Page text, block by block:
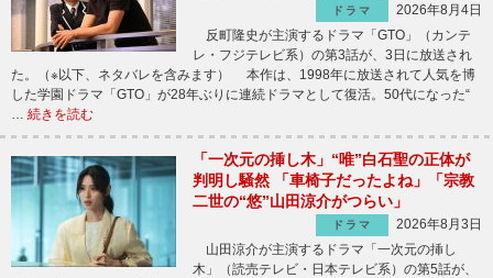
ドラマ
2026年8月4日
反町隆史が主演するドラマ「GTO」（カンテ
レ・フジテレビ系）の第3話が、3日に放送され
た。（※以下、ネタバレを含みます） 本作は、1998年に放送されて人気を博
した学園ドラマ「GTO」が28年ぶりに連続ドラマとして復活。50代になった“
続きを読む
「一次元の挿し木」“唯”白石聖の正体が
判明し騒然 「車椅子だったよね」「宗教
二世の“悠”山田涼介がつらい」
ドラマ
2026年8月3日
山田涼介が主演するドラマ「一次元の挿し
木」（読売テレビ・日本テレビ系）の第5話が、